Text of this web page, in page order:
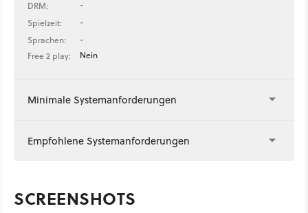
DRM:
-
Spielzeit:
-
Sprachen:
-
Free 2 play:
Nein
Minimale Systemanforderungen
Empfohlene Systemanforderungen
SCREENSHOTS